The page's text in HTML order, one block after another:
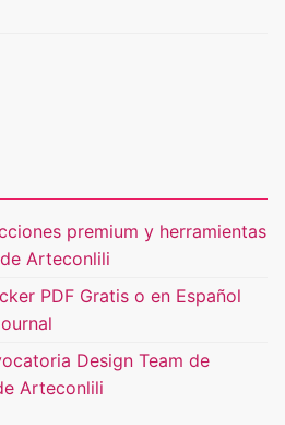
premium y herramientas
Arteconlili
PDF Gratis o en Español
Design Team de
Arteconlili